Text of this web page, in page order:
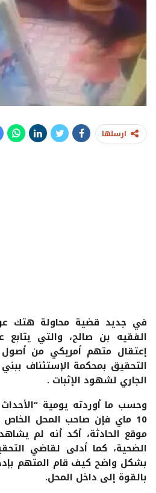
ارسلها
في جديد قضية محاولة هتك
الفقيه بن صالح، والتي
إعتقال متهم أمريكي من أصول
الجاري لشهود الإثبات .
وحسب ما أوردته يومية
10 ماي فإن صاحب المحل الخاص
موقع الحادثة، أكد أنه لم
الضحية، كما أدلى لقاضي
بالقوة إلى داخل المحل.